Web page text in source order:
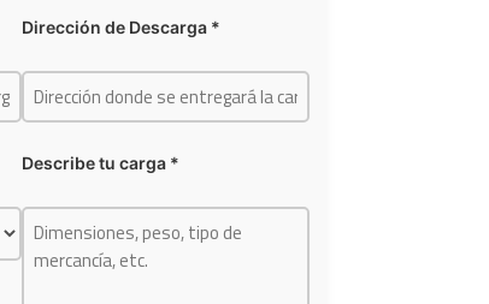
Dirección de Descarga *
Describe tu carga *